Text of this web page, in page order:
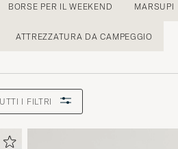
BORSE PER IL WEEKEND MARSUPI
ATTREZZATURA DA CAMPEGGIO
I FILTRI